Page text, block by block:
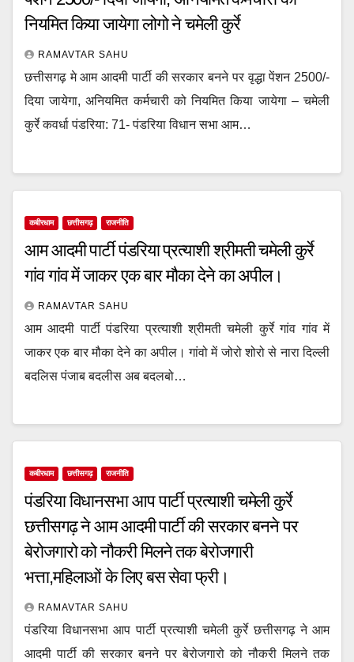
नियमित किया जायेगा लोगो ने चमेली कुर्रे
RAMAVTAR SAHU
छत्तीसगढ़ मे आम आदमी पार्टी की सरकार बनने पर वृद्धा पेंशन 2500/-
दिया जायेगा, अनियमित कर्मचारी को नियमित किया जायेगा – चमेली
कुर्रे कवर्धा पंडरिया: 71- पंडरिया विधान सभा आम…
कबीरधाम छत्तीसगढ़ राजनीति
आम आदमी पार्टी पंडरिया प्रत्याशी श्रीमती चमेली कुर्रे
गांव गांव में जाकर एक बार मौका देने का अपील।
RAMAVTAR SAHU
आम आदमी पार्टी पंडरिया प्रत्याशी श्रीमती चमेली कुर्रे गांव गांव में
जाकर एक बार मौका देने का अपील। गांवो में जोरो शोरो से नारा दिल्ली
बदलिस पंजाब बदलीस अब बदलबो…
कबीरधाम छत्तीसगढ़ राजनीति
पंडरिया विधानसभा आप पार्टी प्रत्याशी चमेली कुर्रे
छत्तीसगढ़ ने आम आदमी पार्टी की सरकार बनने पर
बेरोजगारो को नौकरी मिलने तक बेरोजगारी
भत्ता,महिलाओं के लिए बस सेवा फ्री।
RAMAVTAR SAHU
पंडरिया विधानसभा आप पार्टी प्रत्याशी चमेली कुर्रे छत्तीसगढ़ ने आम
आदमी पार्टी की सरकार बनने पर बेरोजगारो को नौकरी मिलने तक